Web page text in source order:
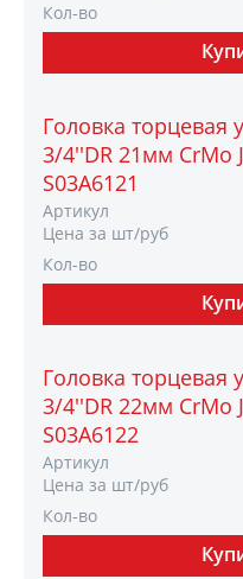
Кол-во
Головка торцевая
3/4''DR 21мм CrMo
S03A6121
Артикул
Цена за шт/руб
Кол-во
Головка торцевая
3/4''DR 22мм CrMo
S03A6122
Артикул
Цена за шт/руб
Кол-во